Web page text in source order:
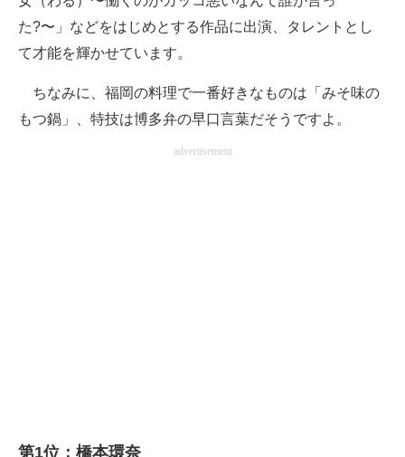
た?〜」などをはじめとする作品に出演、タレントとし
て才能を輝かせています。
ちなみに、福岡の料理で一番好きなものは「みそ味の
もつ鍋」、特技は博多弁の早口言葉だそうですよ。
advertisement
第1位：橋本環奈